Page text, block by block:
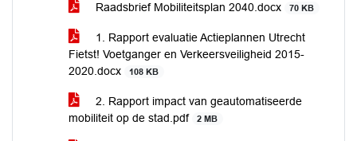
Raadsbrief Mobiliteitsplan 2040.docx 70 KB
1. Rapport evaluatie Actieplannen Utrecht
Fietst! Voetganger en Verkeersveiligheid 2015-
2020.docx
108 KB
2. Rapport impact van geautomatiseerde
mobiliteit op de stad.pdf
2 MB